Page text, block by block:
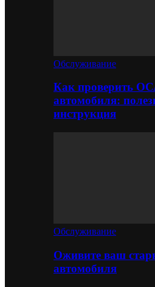
Обслуживание
Как проверить
автомобиля:
инструкция
Обслуживание
Оживите ваш
автомобиля